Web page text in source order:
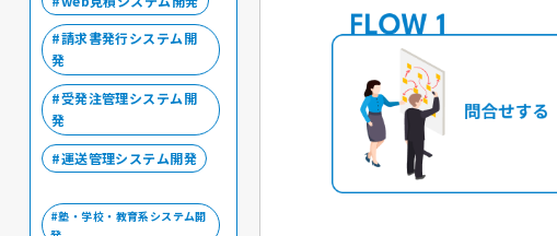
請求書発行システム開
発
受発注管理システム開
発
運送管理システム開発
塾・学校・教育系システム開